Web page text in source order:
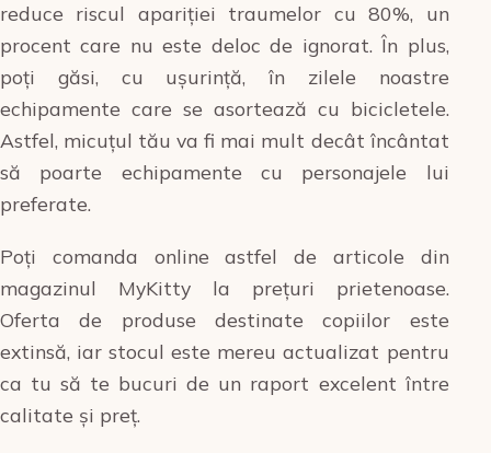
reduce riscul apariției traumelor cu 80%, un
procent care nu este deloc de ignorat. În plus,
poți găsi, cu ușurință, în zilele noastre
echipamente care se asortează cu bicicletele.
Astfel, micuțul tău va fi mai mult decât încântat
să poarte echipamente cu personajele lui
preferate.
Poți comanda online astfel de articole din
magazinul MyKitty la prețuri prietenoase.
Oferta de produse destinate copiilor este
extinsă, iar stocul este mereu actualizat pentru
ca tu să te bucuri de un raport excelent între
calitate și preț.